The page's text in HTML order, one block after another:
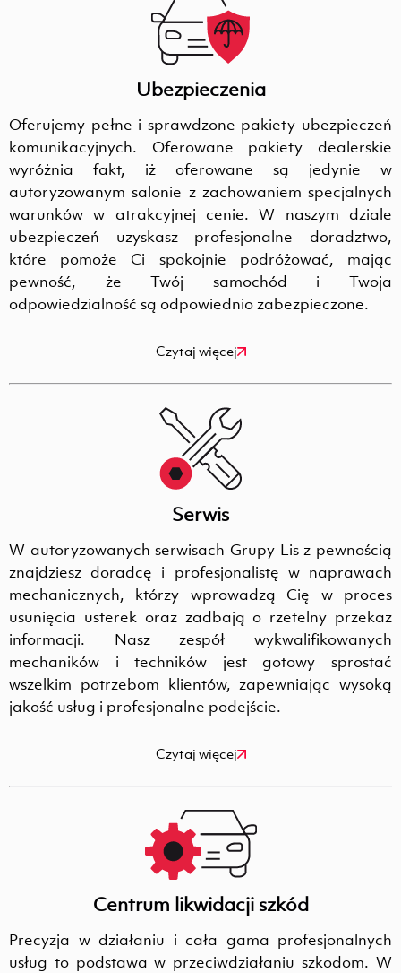
Ubezpieczenia
Oferujemy pełne i sprawdzone pakiety ubezpieczeń
komunikacyjnych. Oferowane pakiety dealerskie
wyróżnia fakt, iż oferowane są jedynie w
autoryzowanym salonie z zachowaniem specjalnych
warunków w atrakcyjnej cenie. W naszym dziale
ubezpieczeń uzyskasz profesjonalne doradztwo,
które pomoże Ci spokojnie podróżować, mając
pewność, że Twój samochód i Twoja
odpowiedzialność są odpowiednio zabezpieczone.
Czytaj więcej
Serwis
W autoryzowanych serwisach Grupy Lis z pewnością
znajdziesz doradcę i profesjonalistę w naprawach
mechanicznych, którzy wprowadzą Cię w proces
usunięcia usterek oraz zadbają o rzetelny przekaz
informacji. Nasz zespół wykwalifikowanych
mechaników i techników jest gotowy sprostać
wszelkim potrzebom klientów, zapewniając wysoką
jakość usług i profesjonalne podejście.
Czytaj więcej
Centrum likwidacji szkód
Precyzja w działaniu i cała gama profesjonalnych
usług to podstawa w przeciwdziałaniu szkodom. W